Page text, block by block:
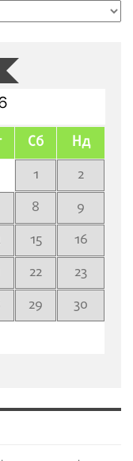
Сб Нд
1
2
8
9
15
16
22
23
29
30